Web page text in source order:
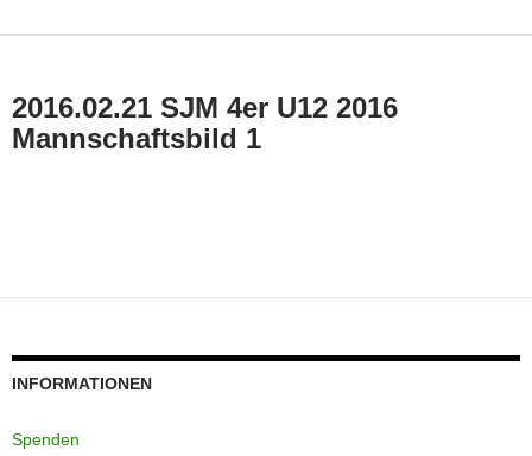
2016.02.21 SJM 4er U12 2016
Mannschaftsbild 1
INFORMATIONEN
Spenden